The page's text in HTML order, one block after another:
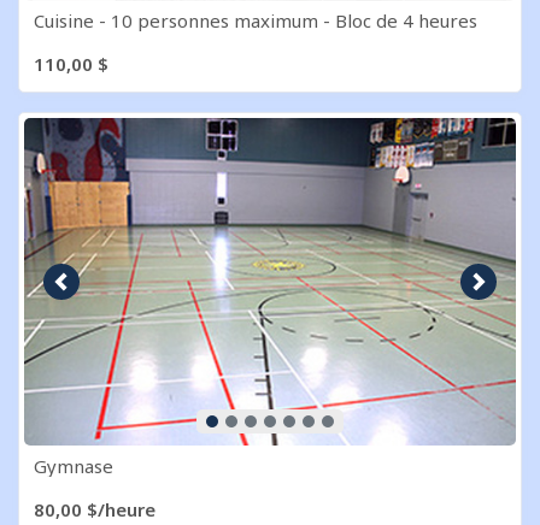
Cuisine - 10 personnes maximum - Bloc de 4 heures
110,00 $
Image précédente Image
Gymnase
80,00 $/heure